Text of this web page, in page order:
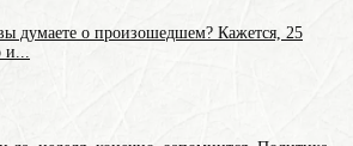
думаете о произошедшем? Кажется, 25